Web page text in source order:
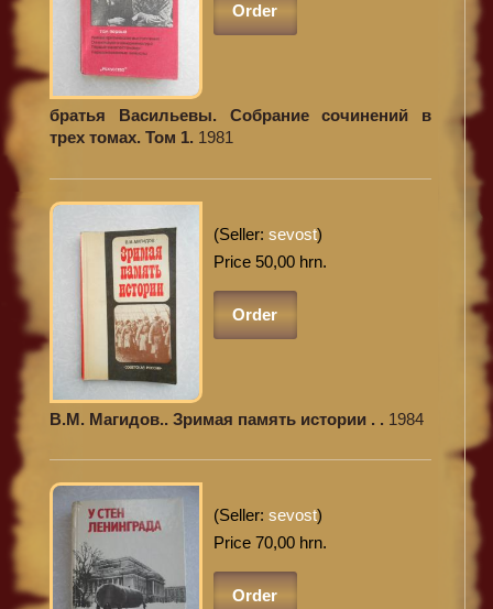
Order
братья Васильевы. Собрание сочинений в
трех томах. Том 1. 1981
(Seller: sevost)
Price 50,00 hrn.
Order
В.М. Магидов.. Зримая память истории . . 1984
(Seller: sevost)
Price 70,00 hrn.
Order